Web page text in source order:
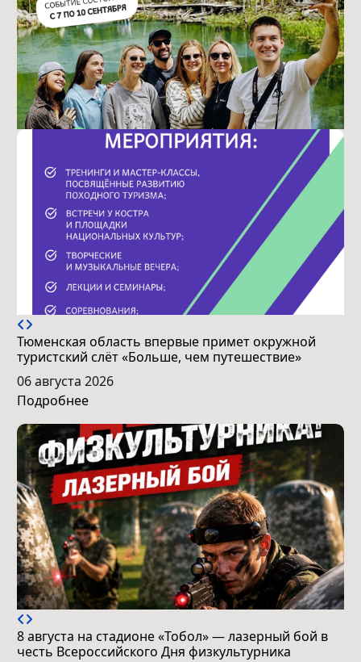
Тюменская область впервые примет окружной
туристский слёт «Больше, чем путешествие»
06 августа 2026
Подробнее
8 августа на стадионе «Тобол» — лазерный бой в
честь Всероссийского Дня физкультурника